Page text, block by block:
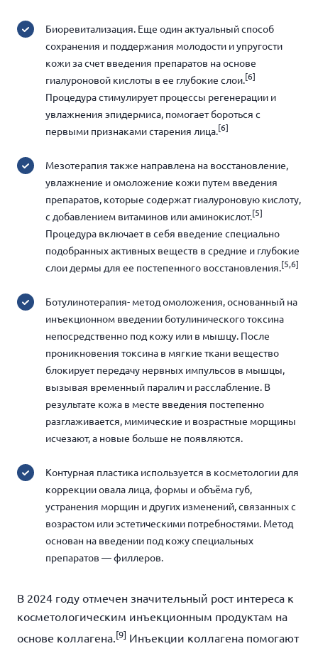
Биоревитализация. Еще один актуальный способ
сохранения и поддержания молодости и упругости
кожи за счет введения препаратов на основе
гиалуроновой кислоты в ее глубокие слои.[6]
Процедура стимулирует процессы регенерации и
увлажнения эпидермиса, помогает бороться с
первыми признаками старения лица.[6]
Мезотерапия также направлена на восстановление,
увлажнение и омоложение кожи путем введения
препаратов, которые содержат гиалуроновую кислоту,
с добавлением витаминов или аминокислот.[5]
Процедура включает в себя введение специально
подобранных активных веществ в средние и глубокие
слои дермы для ее постепенного восстановления.[5,6]
Ботулинотерапия- метод омоложения, основанный на
инъекционном введении ботулинического токсина
непосредственно под кожу или в мышцу. После
проникновения токсина в мягкие ткани вещество
блокирует передачу нервных импульсов в мышцы,
вызывая временный паралич и расслабление. В
результате кожа в месте введения постепенно
разглаживается, мимические и возрастные морщины
исчезают, а новые больше не появляются.
Контурная пластика используется в косметологии для
коррекции овала лица, формы и объёма губ,
устранения морщин и других изменений, связанных с
возрастом или эстетическими потребностями. Метод
основан на введении под кожу специальных
препаратов — филлеров.
В 2024 году отмечен значительный рост интереса к
косметологическим инъекционным продуктам на
основе коллагена.[9] Инъекции коллагена помогают